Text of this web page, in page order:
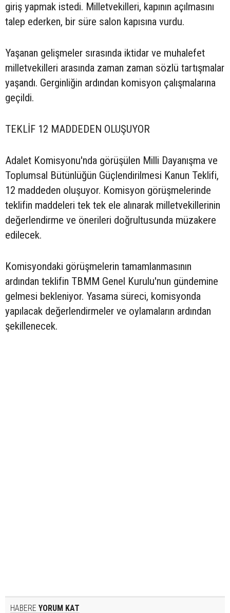
giriş yapmak istedi. Milletvekilleri, kapının açılmasını
talep ederken, bir süre salon kapısına vurdu.
Yaşanan gelişmeler sırasında iktidar ve muhalefet
milletvekilleri arasında zaman zaman sözlü tartışmalar
yaşandı. Gerginliğin ardından komisyon çalışmalarına
geçildi.
TEKLİF 12 MADDEDEN OLUŞUYOR
Adalet Komisyonu'nda görüşülen Milli Dayanışma ve
Toplumsal Bütünlüğün Güçlendirilmesi Kanun Teklifi,
12 maddeden oluşuyor. Komisyon görüşmelerinde
teklifin maddeleri tek tek ele alınarak milletvekillerinin
değerlendirme ve önerileri doğrultusunda müzakere
edilecek.
Komisyondaki görüşmelerin tamamlanmasının
ardından teklifin TBMM Genel Kurulu'nun gündemine
gelmesi bekleniyor. Yasama süreci, komisyonda
yapılacak değerlendirmeler ve oylamaların ardından
şekillenecek.
HABERE YORUM KAT